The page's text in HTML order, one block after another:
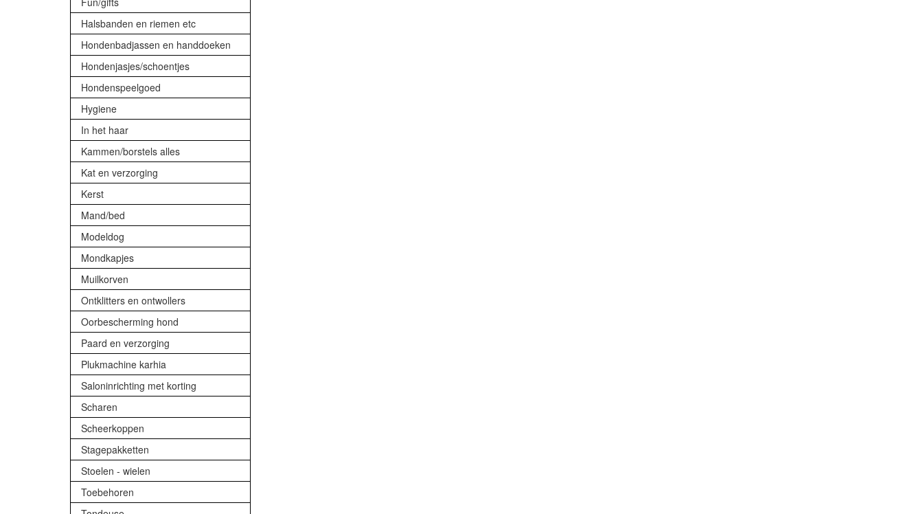
Halsbanden en riemen etc
Hondenbadjassen en handdoeken
Hondenjasjes/schoentjes
Hondenspeelgoed
Hygiene
In het haar
Kammen/borstels alles
Kat en verzorging
Kerst
Mand/bed
Modeldog
Mondkapjes
Muilkorven
Ontklitters en ontwollers
Oorbescherming hond
Paard en verzorging
Plukmachine karhia
Saloninrichting met korting
Scharen
Scheerkoppen
Stagepakketten
Stoelen - wielen
Toebehoren